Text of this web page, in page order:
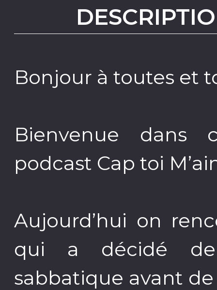
Bonjour à toutes et
Bienvenue dans
podcast Cap toi
Aujourd’hui on
qui a décidé
sabbatique avant